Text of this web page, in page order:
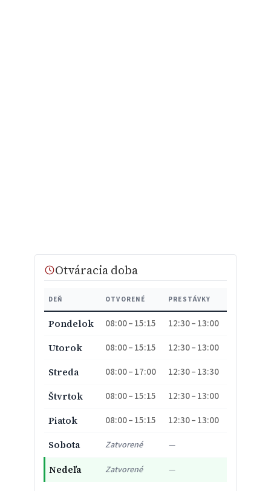
Otváracia doba
DEŇ OTVORENÉ PRESTÁVKY
Pondelok 08:00 – 15:15 12:30 – 13:00
Utorok 08:00 – 15:15 12:30 – 13:00
Streda 08:00 – 17:00 12:30 – 13:30
Štvrtok 08:00 – 15:15 12:30 – 13:00
Piatok 08:00 – 15:15 12:30 – 13:00
Sobota Zatvorené —
Nedeľa Zatvorené —